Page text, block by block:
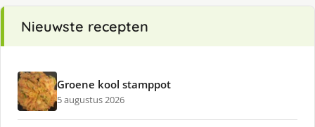
Nieuwste recepten
Groene kool stamppot
5 augustus 2026